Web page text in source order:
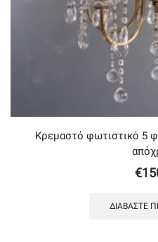
Κρεμαστό φωτιστικό 5
€
ΔΙΑΒΆΣΤΕ